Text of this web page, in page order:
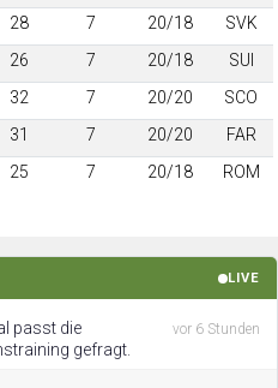
28 7 20/18
SVK
26 7 20/18
SUI
32 7 20/20
SCO
31 7 20/20
FAR
25 7 20/18 ROM
LIVE
passt die
gefragt.
vor 6 Stunden